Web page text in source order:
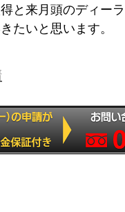
と来月頭のディー
たいと思います。